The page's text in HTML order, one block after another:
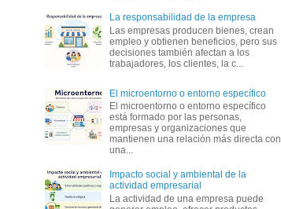
La responsabilidad de la empresa
Las empresas producen bienes, crean
empleo y obtienen beneficios, pero sus
decisiones también afectan a los
trabajadores, los clientes, la c...
El microentorno o entorno específico
El microentorno o entorno específico
está formado por las personas,
empresas y organizaciones que
mantienen una relación más directa con
una...
Impacto social y ambiental de la
actividad empresarial
La actividad de una empresa puede